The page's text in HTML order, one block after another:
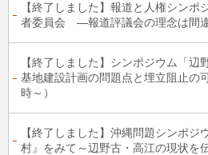
【終了しました】報道と人権シン
者委員会 ―報道評議会の理念は間
【終了しました】シンポジウム「辺
基地建設計画の問題点と埋立阻止
時～）
【終了しました】沖縄問題シンポジ
村』をみて～辺野古・高江の現状を